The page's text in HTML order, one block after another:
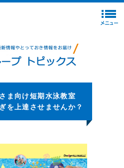
ま向け短期水泳教室
を上達させませんか？